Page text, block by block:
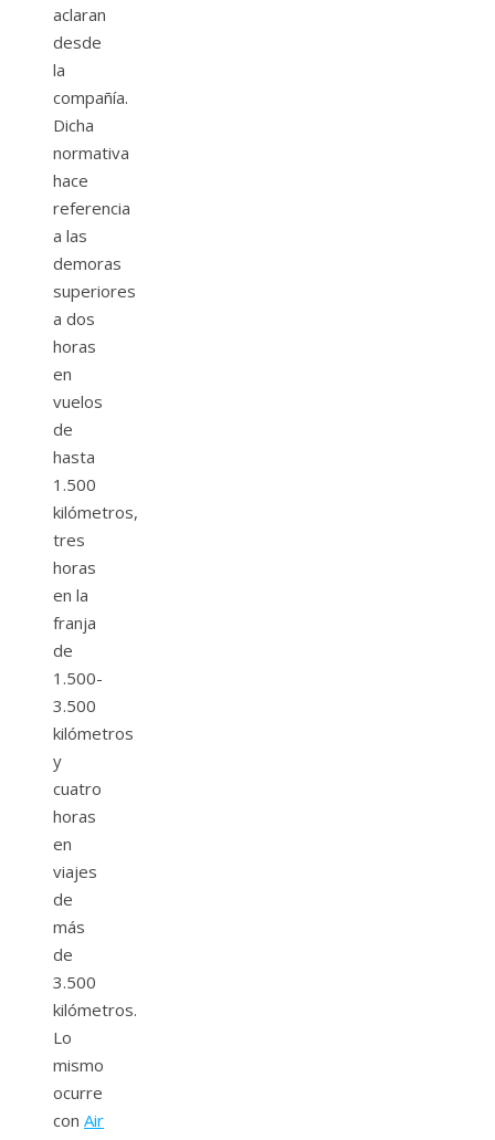
aclaran
desde
la
compañía.
Dicha
normativa
hace
referencia
a las
demoras
superiores
a dos
horas
en
vuelos
de
hasta
1.500
kilómetros,
tres
horas
en la
franja
de
1.500-
3.500
kilómetros
y
cuatro
horas
en
viajes
de
más
de
3.500
kilómetros.
Lo
mismo
ocurre
con Air